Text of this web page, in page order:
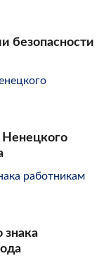
безопасности
Ненецкого
знака